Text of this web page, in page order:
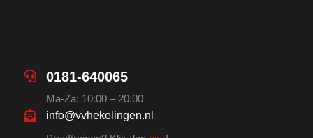
0181-640065
Ma-Za: 10:00 – 20:00
info@vvhekelingen.nl